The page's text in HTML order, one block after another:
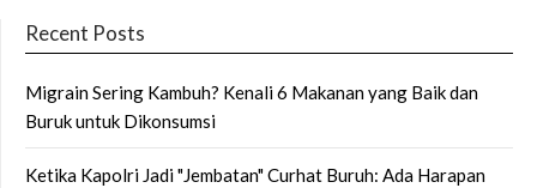
Recent Posts
Migrain Sering Kambuh? Kenali 6 Makanan yang Baik dan
Buruk untuk Dikonsumsi
Ketika Kapolri Jadi "Jembatan" Curhat Buruh: Ada Harapan